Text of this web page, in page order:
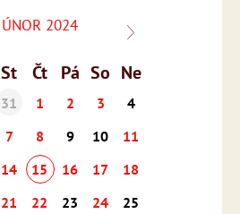
ÚNOR 2024
St Čt Pá So Ne
31 1 2 3
4
7 8 9 10
11
14 15 16 17
18
21 22 23 24
25